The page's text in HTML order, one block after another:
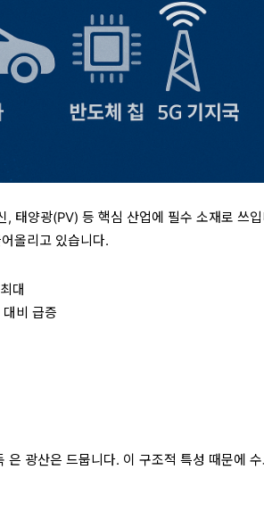
태양광(PV) 등 핵심 산업에 필수 소재로 쓰
올리고 있습니다.
대
비 급증
은 광산은 드뭅니다. 이 구조적 특성 때문에